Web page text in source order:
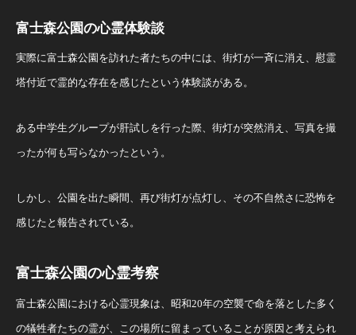
富士森公園の心霊体験談
実際に富士森公園を訪れた者たちの中には、街灯が一斉に消え、慰霊
塔付近で霊的な存在を感じたという体験談がある。
ある中学生グループが肝試しを行った際、街灯が突然消え、写真を撮
ったが何も写らなかったという。
しかし、公園を出た瞬間、再び街灯が点灯し、その不自然さに恐怖を
感じたと報告されている​。
富士森公園の心霊考察
富士森公園における心霊現象は、昭和20年の空襲で命を落とした多く
の犠牲者たちの霊が、この場所に留まっていることが原因と考えられ